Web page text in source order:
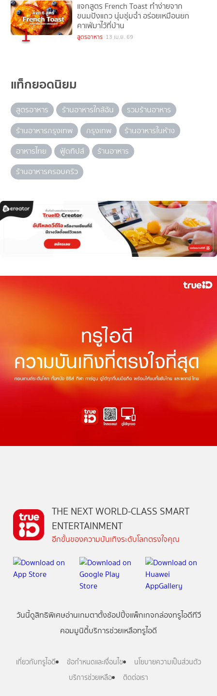
1
แจกสูตร French Toast ทำง่ายจาก
ขนมปังแถว นุ่มชุ่มฉ่ำ อร่อยเหมือนยก
คาเฟ่มาไว้ที่บ้าน
สูตรอาหาร 13 เม.ย. 69
แท็กยอดนิยม
สูตรอาหาร ร้านอาหารใกล้ฉัน
รวมร้านอาหาร
ร้านอาหารกรุงเทพ
กรุงเทพ
ร้านอาหารในห้าง
อาหารไทย
ฟู้ดทิปส์
ร้านอาหาร
ร้านอาหารครอบครัว
THE NEXT WORLD-CLASS SMART
ENTERTAINMENT
อีกขั้นของความบันเทิงระดับโลกตรงใจคุณ
วันนี้ดูสิทธิพิเศษอ่านเกมตาตั้งช้อปปิ้งแพ็กเกจกล่องทรูไอดีทีวี
คอมมูนิตี้บริการช่วยเหลือทรูไอดี
เกี่ยวกับทรูไอดี ข้อกำหนดและเงื่อนไข
นโยบายความเป็นส่วนตัว
บริการช่วยเหลือ
ติดต่อเรา